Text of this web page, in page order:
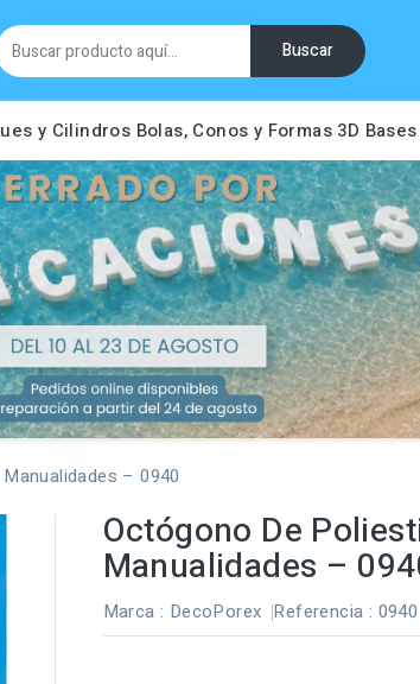
Buscar
y Cilindros Bolas, Conos y Formas 3D
– 0940
Octógono De
Manualidades –
Marca : DecoPorex Referencia : 0940